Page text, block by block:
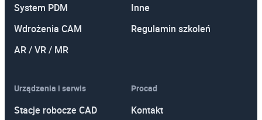
System PDM
Wdrożenia CAM
AR / VR / MR
Inne
Regulamin szkoleń
Urządzenia i serwis
Stacje robocze CAD
Procad
Kontakt